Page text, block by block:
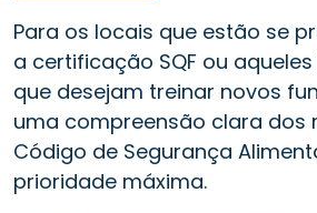
Para os locais que estão se
a certificação SQF ou
que desejam treinar novos
uma compreensão clara dos
Código de Segurança
prioridade máxima.